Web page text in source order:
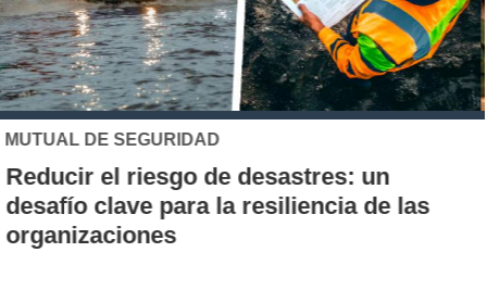
UC
Los 70 años de la Carrera de Química de
la UC: Conoce su historia, hitos y aporte
al desarrollo científico del país